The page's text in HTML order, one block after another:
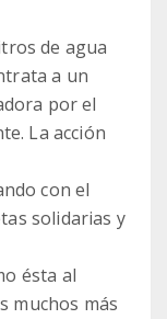
de agua
a un
por el
La acción
con el
solidarias y
ésta al
muchos más